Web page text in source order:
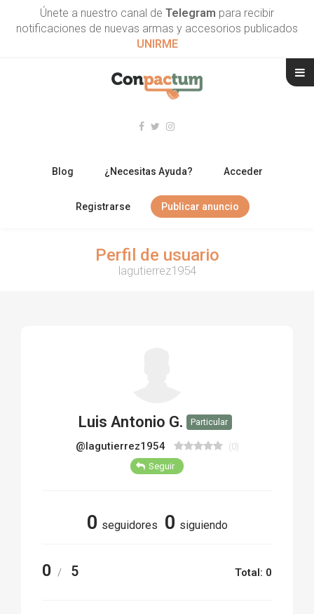
Únete a nuestro canal de Telegram para recibir
notificaciones de nuevas armas y accesorios publicados
UNIRME
Blog ¿Necesitas Ayuda? Acceder
Registrarse Publicar anuncio
Perfil de usuario
lagutierrez1954
Luis Antonio G. Particular
@lagutierrez1954 (0)
Seguir
0 seguidores 0 siguiendo
0 / 5 Total: 0